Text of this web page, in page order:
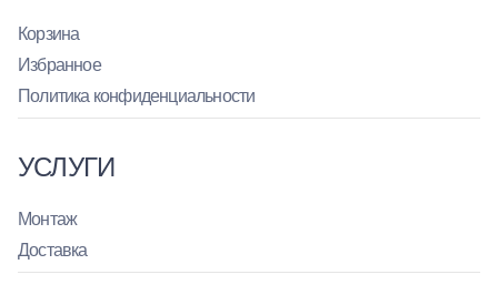
Корзина
Избранное
Политика конфиденциальности
УСЛУГИ
Монтаж
Доставка